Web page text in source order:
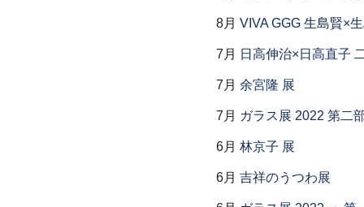
8月 VIVA GGG 生島賢×
7月 日高伸治×日高直子
7月 余宮隆 展
7月 ガラス展 2022 第二
6月 林京子 展
6月 吉祥のうつわ展